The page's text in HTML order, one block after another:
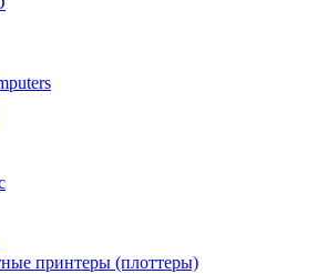
принтеры (плоттеры)